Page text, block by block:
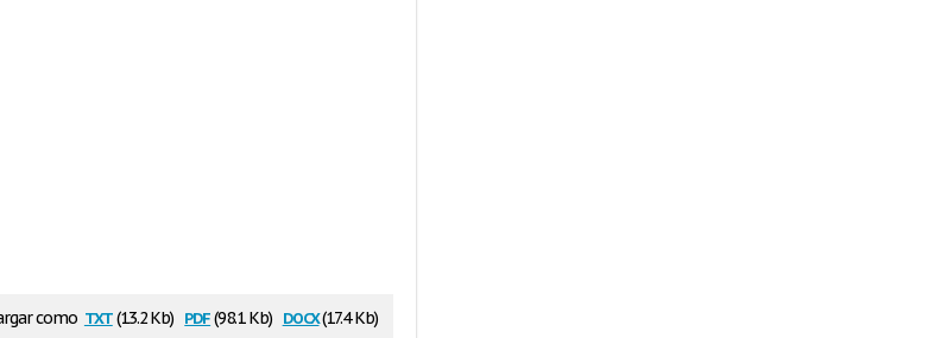
como txt(13.2 Kb) pdf(98.1 Kb) docx(17.4 Kb)